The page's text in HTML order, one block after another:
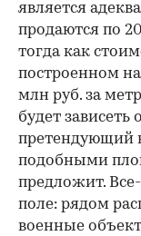
является
продаются по
тогда как
построенном
млн руб. за
будет зависеть
претендующий
подобными
предложит.
поле: рядом
военные